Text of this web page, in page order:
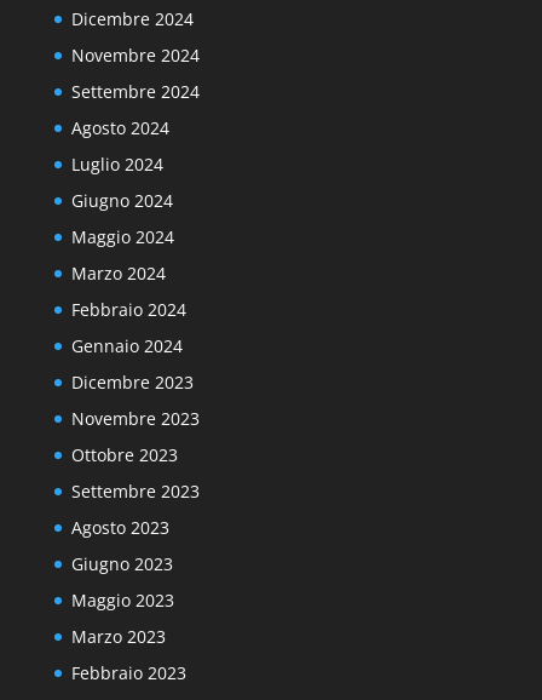
Dicembre 2024
Novembre 2024
Settembre 2024
Agosto 2024
Luglio 2024
Giugno 2024
Maggio 2024
Marzo 2024
Febbraio 2024
Gennaio 2024
Dicembre 2023
Novembre 2023
Ottobre 2023
Settembre 2023
Agosto 2023
Giugno 2023
Maggio 2023
Marzo 2023
Febbraio 2023